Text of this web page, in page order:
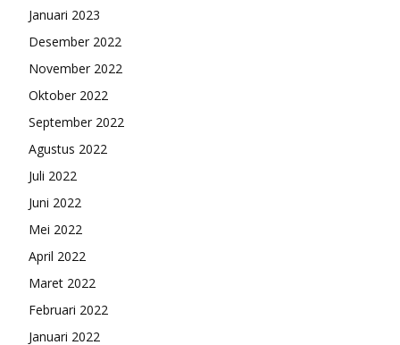
Januari 2023
Desember 2022
November 2022
Oktober 2022
September 2022
Agustus 2022
Juli 2022
Juni 2022
Mei 2022
April 2022
Maret 2022
Februari 2022
Januari 2022